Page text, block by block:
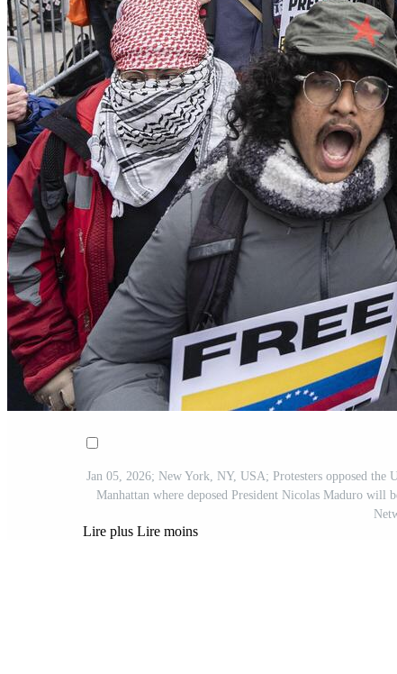
Jan 05, 2026; New York, NY, USA; Protesters opposed the
Manhattan where deposed President Nicolas Maduro
Lire plus Lire moins